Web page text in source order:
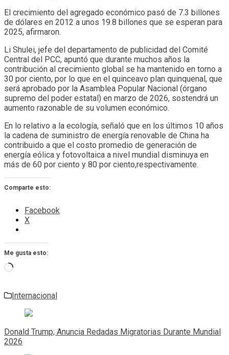
El crecimiento del agregado económico pasó de 7.3 billones
de dólares en 2012 a unos 19.8 billones que se esperan para
2025, afirmaron.
Li Shulei, jefe del departamento de publicidad del Comité
Central del PCC, apuntó que durante muchos años la
contribución al crecimiento global se ha mantenido en torno a
30 por ciento, por lo que en el quinceavo plan quinquenal, que
será aprobado por la Asamblea Popular Nacional (órgano
supremo del poder estatal) en marzo de 2026, sostendrá un
aumento razonable de su volumen económico.
En lo relativo a la ecología, señaló que en los últimos 10 años
la cadena de suministro de energía renovable de China ha
contribuido a que el costo promedio de generación de
energía eólica y fotovoltaica a nivel mundial disminuya en
más de 60 por ciento y 80 por ciento,respectivamente.
Comparte esto:
Facebook
X
Me gusta esto:
Cargando...
Internacional
Navegación
de
entradas
Donald Trump; Anuncia Redadas Migratorias Durante Mundial
2026